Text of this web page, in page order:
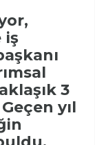
iş
3
yıl